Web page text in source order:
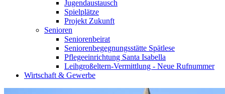
Jugendaustausch
Spielplätze
Projekt Zukunft
Senioren
Seniorenbeirat
Seniorenbegegnungsstätte Spätlese
Pflegeeinrichtung Santa Isabella
Leihgroßeltern-Vermittlung - Neue Rufnummer
Wirtschaft & Gewerbe